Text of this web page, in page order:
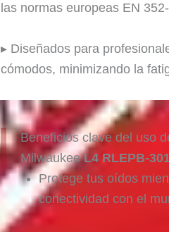
las normas europeas EN
▸ Diseñados para
cómodos, minimizando la
Beneficios clave del uso
MilwaukeeL4 RLEPB-
Protege tus oídos
conectividad con el